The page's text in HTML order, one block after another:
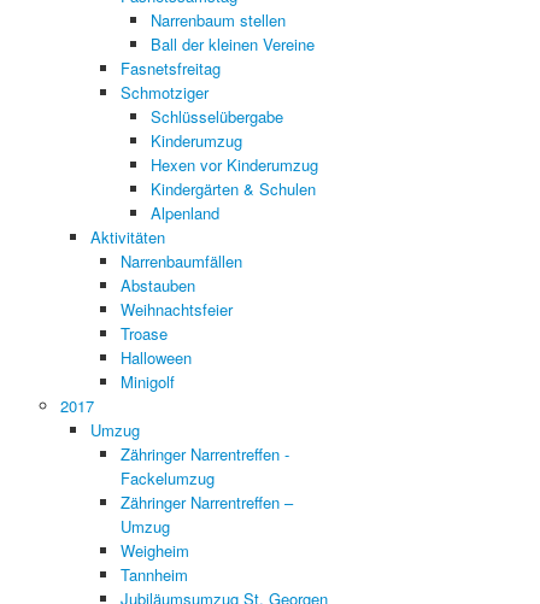
Narrenbaum stellen
Ball der kleinen Vereine
Fasnetsfreitag
Schmotziger
Schlüsselübergabe
Kinderumzug
Hexen vor Kinderumzug
Kindergärten & Schulen
Alpenland
Aktivitäten
Narrenbaumfällen
Abstauben
Weihnachtsfeier
Troase
Halloween
Minigolf
2017
Umzug
Zähringer Narrentreffen -
Fackelumzug
Zähringer Narrentreffen –
Umzug
Weigheim
Tannheim
Jubiläumsumzug St. Georgen